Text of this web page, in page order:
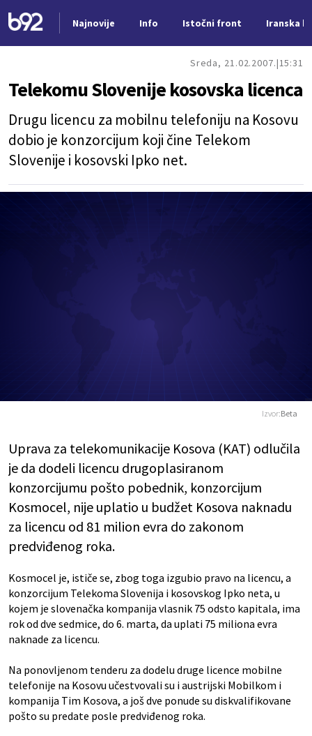
Najnovije Info Istočni front Iranska
Sreda, 21.02.2007. 15:31
Telekomu Slovenije kosovska licenca
Drugu licencu za mobilnu telefoniju na Kosovu
dobio je konzorcijum koji čine Telekom
Slovenije i kosovski Ipko net.
Izvor:Beta
Uprava za telekomunikacije Kosova (KAT) odlučila
je da dodeli licencu drugoplasiranom
konzorcijumu pošto pobednik, konzorcijum
Kosmocel, nije uplatio u budžet Kosova naknadu
za licencu od 81 milion evra do zakonom
predviđenog roka.
Kosmocel je, ističe se, zbog toga izgubio pravo na licencu, a
konzorcijum Telekoma Slovenija i kosovskog Ipko neta, u
kojem je slovenačka kompanija vlasnik 75 odsto kapitala, ima
rok od dve sedmice, do 6. marta, da uplati 75 miliona evra
naknade za licencu.
Na ponovljenom tenderu za dodelu druge licence mobilne
telefonije na Kosovu učestvovali su i austrijski Mobilkom i
kompanija Tim Kosova, a još dve ponude su diskvalifikovane
pošto su predate posle predviđenog roka.